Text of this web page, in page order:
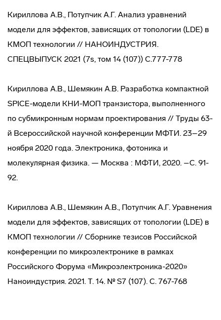
Кириллова А.В., Потупчик А.Г. Анализ уравнений
модели для эффектов, зависящих от топологии (LDE) в
КМОП технологии // НАНОИНДУСТРИЯ.
СПЕЦВЫПУСК 2021 (7s, том 14 (107)) С.777-778
Кириллова А.В., Шемякин А.В. Разработка компактной
SPICE-модели КНИ-МОП транзистора, выполненного
по субмикронным нормам проектирования // Труды 63-
й Всероссийской научной конференции МФТИ. 23–29
ноября 2020 года. Электроника, фотоника и
молекулярная физика. — Москва : МФТИ, 2020. –С. 91-
92.
Кириллова А.В., Шемякин А.В., Потупчик А.Г. Уравнения
модели для эффектов, зависящих от топологии (LDE) в
КМОП технологии // Сборнике тезисов Российской
конференции по микроэлектронике в рамках
Российского Форума «Микроэлектроника-2020»
Наноиндустрия. 2021. Т. 14. № S7 (107). С. 767-768